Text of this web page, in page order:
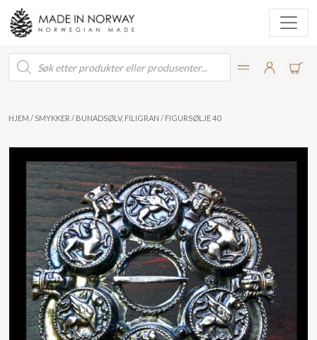
Products
search
HJEM / SMYKKER / BUNADSØLV, FILIGRAN / FIGURSØLJE 40